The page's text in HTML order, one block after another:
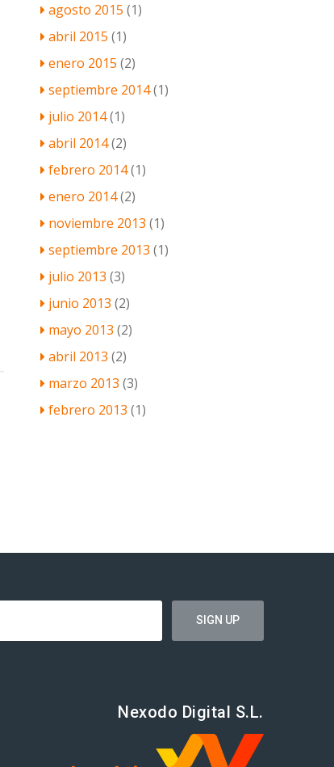
agosto 2015 (1)
abril 2015 (1)
enero 2015 (2)
septiembre 2014(1)
julio 2014(1)
abril 2014(2)
febrero 2014(1)
enero 2014(2)
noviembre 2013 (1)
septiembre 2013 (1)
julio 2013 (3)
junio 2013 (2)
mayo 2013 (2)
abril 2013 (2)
marzo 2013 (3)
febrero 2013 (1)
Nexodo Digital S.L.